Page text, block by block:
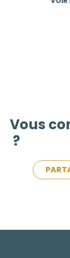
Vous
?